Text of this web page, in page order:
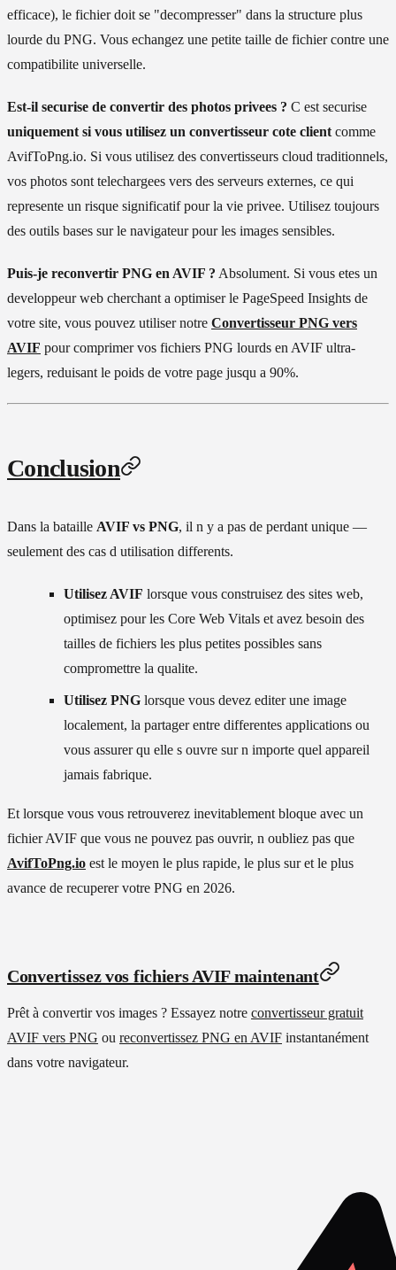
efficace), le fichier doit se "decompresser" dans la structure plus
lourde du PNG. Vous echangez une petite taille de fichier contre une
compatibilite universelle.
Est-il securise de convertir des photos privees ? C est securise
uniquement si vous utilisez un convertisseur cote client comme
AvifToPng.io. Si vous utilisez des convertisseurs cloud traditionnels,
vos photos sont telechargees vers des serveurs externes, ce qui
represente un risque significatif pour la vie privee. Utilisez toujours
des outils bases sur le navigateur pour les images sensibles.
Puis-je reconvertir PNG en AVIF ? Absolument. Si vous etes un
developpeur web cherchant a optimiser le PageSpeed Insights de
votre site, vous pouvez utiliser notre Convertisseur PNG vers
AVIF pour comprimer vos fichiers PNG lourds en AVIF ultra-
legers, reduisant le poids de votre page jusqu a 90%.
Conclusion
Dans la bataille AVIF vs PNG, il n y a pas de perdant unique —
seulement des cas d utilisation differents.
Utilisez AVIF lorsque vous construisez des sites web,
optimisez pour les Core Web Vitals et avez besoin des
tailles de fichiers les plus petites possibles sans
compromettre la qualite.
Utilisez PNG lorsque vous devez editer une image
localement, la partager entre differentes applications ou
vous assurer qu elle s ouvre sur n importe quel appareil
jamais fabrique.
Et lorsque vous vous retrouverez inevitablement bloque avec un
fichier AVIF que vous ne pouvez pas ouvrir, n oubliez pas que
AvifToPng.io est le moyen le plus rapide, le plus sur et le plus
avance de recuperer votre PNG en 2026.
Convertissez vos fichiers AVIF maintenant
Prêt à convertir vos images ? Essayez notre convertisseur gratuit
AVIF vers PNG ou reconvertissez PNG en AVIF instantanément
dans votre navigateur.